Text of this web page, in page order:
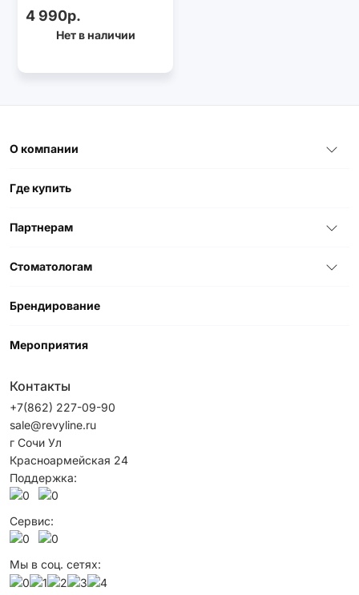
075 Special Color
Edition Mocha
Mousse
4 990р.
Нет в наличии
О компании
Где купить
Партнерам
Стоматологам
Брендирование
Мероприятия
Контакты
+7(862) 227-09-90
sale@revyline.ru
г Сочи Ул
Красноармейская 24
Поддержка:
Сервис:
Мы в соц. сетях: